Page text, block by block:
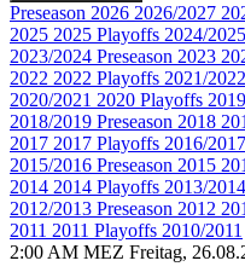
Preseason 2026 2026/2027
2025 2025 Playoffs 2024/2025
2023/2024 Preseason 2023
2022 2022 Playoffs 2021/2022
2020/2021 2020 Playoffs
2018/2019 Preseason 2018
2017 2017 Playoffs 2016/2017
2015/2016 Preseason 2015
2014 2014 Playoffs 2013/2014
2012/2013 Preseason 2012
2011 2011 Playoffs 2010/2011
2:00 AM MEZ Freitag,